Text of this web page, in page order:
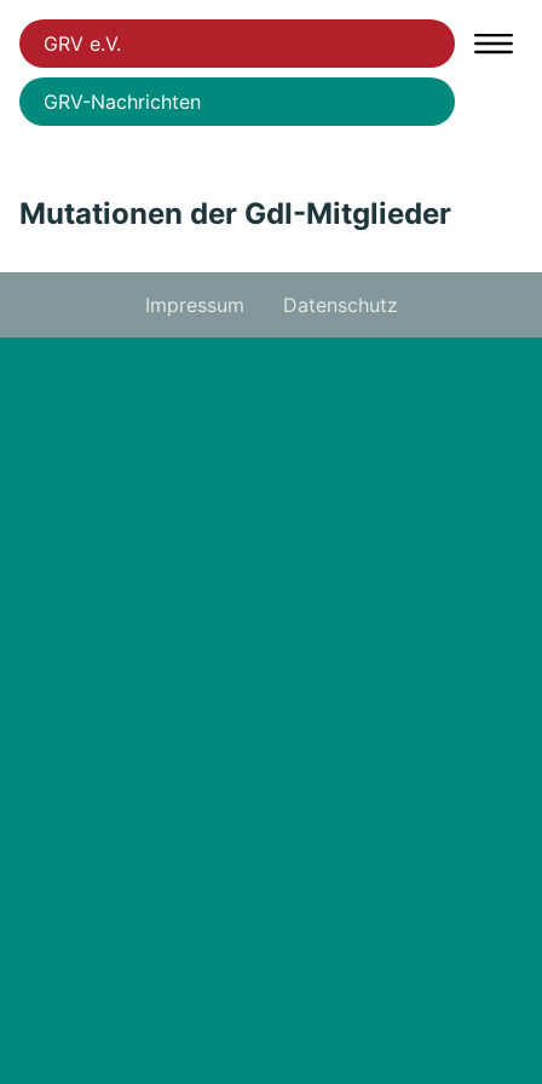
GRV e.V.
GRV-Nachrichten
Mutationen der GdI-Mitglieder
Impressum Datenschutz